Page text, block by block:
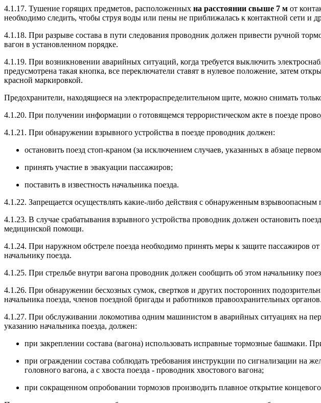
4.1.17. Тушение горящих предметов, расположенных на расстоянии свыше 7 м от
необходимо следить, чтобы струя воды или пены не приближалась к контактной сети и
4.1.18. При разрыве состава в пути следования проводник должен привести ручной
вагон в установленном порядке.
4.1.19. При возникновении аварийных ситуаций, когда требуется выключить
предусмотрена такая кнопка, все переключатели ставят в нулевое положение, затем
красной маркировкой.
Предохранители, находящиеся на электрораспределительном щите, можно снимать
4.1.20. При получении информации о готовящемся террористическом акте в поезде
4.1.21. При обнаружении взрывного устройства в поезде проводник должен:
остановить поезд стоп-краном (за исключением случаев, указанных в абзаце
принять участие в эвакуации пассажиров;
поставить в известность начальника поезда.
4.1.22. Запрещается осуществлять какие-либо действия с обнаруженным взрывоопасным
4.1.23. В случае срабатывания взрывного устройства проводник должен остановить
медицинской помощи.
4.1.24. При наружном обстреле поезда необходимо принять меры к защите пассажиров
начальнику поезда.
4.1.25. При стрельбе внутри вагона проводник должен сообщить об этом начальнику
4.1.26. При обнаружении бесхозных сумок, свертков и других посторонних
начальника поезда, членов поездной бригады и работников правоохранительных органов.
4.1.27. При обслуживании локомотива одним машинистом в аварийных ситуациях на
указанию начальника поезда, должен:
при закреплении состава (вагона) использовать исправные тормозные башмаки.
при ограждении состава соблюдать требования инструкции по сигнализации на
головного вагона, а с хвоста поезда - проводник хвостового вагона;
при сокращенном опробовании тормозов производить плавное открытие